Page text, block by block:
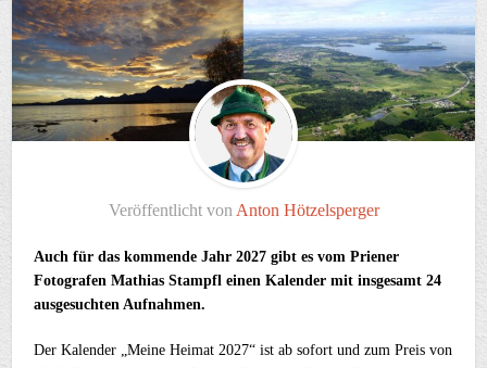
Veröffentlicht von Anton Hötzelsperger
Auch für das kommende Jahr 2027 gibt es vom Priener
Fotografen Mathias Stampfl einen Kalender mit insgesamt 24
ausgesuchten Aufnahmen.
Der Kalender „Meine Heimat 2027“ ist ab sofort und zum Preis von